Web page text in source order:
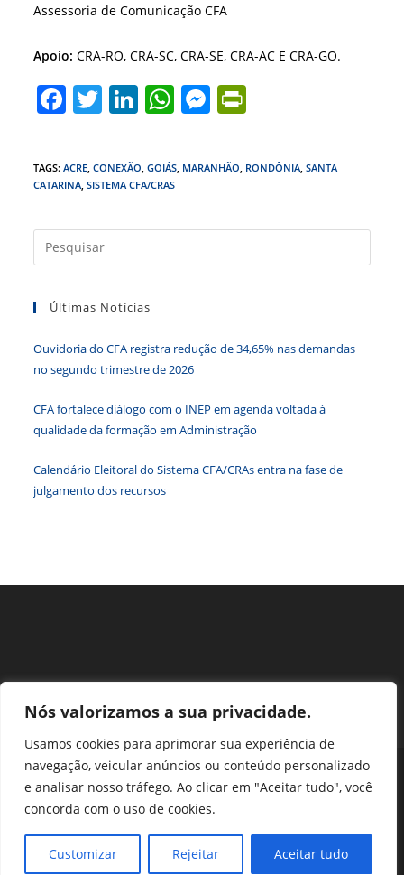
Nós valorizamos a sua privacidade.
Usamos cookies para aprimorar sua experiência de
navegação, veicular anúncios ou conteúdo personalizado
e analisar nosso tráfego. Ao clicar em "Aceitar tudo", você
concorda com o uso de cookies.
Customizar Rejeitar Aceitar tudo
Assessoria de Comunicação CFA
Apoio: CRA-RO, CRA-SC, CRA-SE, CRA-AC E CRA-GO.
F
c
e
o
o
k
T
itt
er
Li
k
e
n
W
at
s
p
p
M
ss
g
er
tF
n
dl
TAGS:ACRE CONEXÃO GOIÁS MARANHÃO RONDÔNIA SANTA
CATARINA SISTEMA CFA/CRAS
a
Últimas Notícias
Ouvidoria do CFA registra redução de 34,65% nas demandas
no segundo trimestre de 2026
CFA fortalece diálogo com o INEP em agenda voltada à
qualidade da formação em Administração
Calendário Eleitoral do Sistema CFA/CRAs entra na fase de
julgamento dos recursos
Perguntas Frequentes
Ouvidoria
Transparência e prestação de contas
Assessoria de Imprensa
Setor de Autarquias Sul 1 Bloco L Edificio CFA - Asa Sul, Brasília -
DF, 70070-932 | Telefone: (61) 3218-1800 | cfa@cfa.org.br |